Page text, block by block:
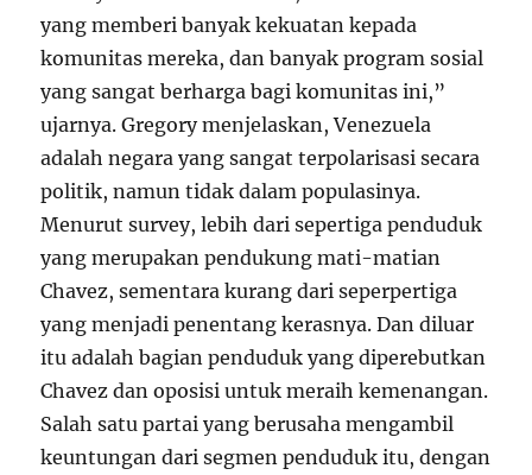
yang memberi banyak kekuatan kepada
komunitas mereka, dan banyak program sosial
yang sangat berharga bagi komunitas ini,”
ujarnya. Gregory menjelaskan, Venezuela
adalah negara yang sangat terpolarisasi secara
politik, namun tidak dalam populasinya.
Menurut survey, lebih dari sepertiga penduduk
yang merupakan pendukung mati-matian
Chavez, sementara kurang dari seperpertiga
yang menjadi penentang kerasnya. Dan diluar
itu adalah bagian penduduk yang diperebutkan
Chavez dan oposisi untuk meraih kemenangan.
Salah satu partai yang berusaha mengambil
keuntungan dari segmen penduduk itu, dengan